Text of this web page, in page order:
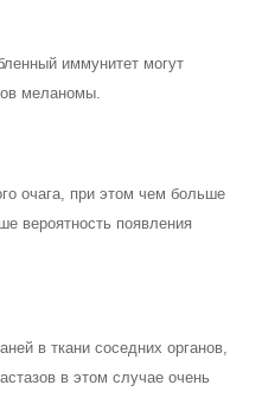
иммунитет могут
меланомы.
очага, при этом чем больше
вероятность появления
в ткани соседних органов,
в этом случае очень